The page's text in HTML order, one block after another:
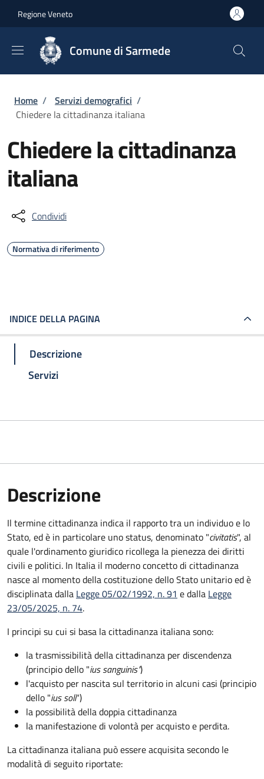
Regione Veneto
Comune di Sarmede
Briciole di pane
Home / Servizi demografici /
Chiedere la cittadinanza italiana
Chiedere la cittadinanza
italiana
Condividi
Normativa di riferimento
INDICE DELLA PAGINA
Descrizione
Servizi
Descrizione
Il termine cittadinanza indica il rapporto tra un individuo e lo
Stato, ed è in particolare uno status, denominato "civitatis", al
quale l'ordinamento giuridico ricollega la pienezza dei diritti
civili e politici. In Italia il moderno concetto di cittadinanza
nasce al momento della costituzione dello Stato unitario ed è
disciplinata dalla Legge 05/02/1992, n. 91 e dalla Legge
23/05/2025, n. 74.
I principi su cui si basa la cittadinanza italiana sono:
la trasmissibilità della cittadinanza per discendenza
(principio dello "ius sanguinis")
l'acquisto per nascita sul territorio in alcuni casi (principio
dello "ius soli")
la possibilità della doppia cittadinanza
la manifestazione di volontà per acquisto e perdita.
La cittadinanza italiana può essere acquisita secondo le
modalità di seguito riportate: